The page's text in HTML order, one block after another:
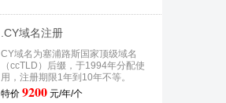
.CY域名注册
CY域名为塞浦路斯国家顶级域名
（ccTLD）后缀，于1994年分配使
用，注册期限1年到10年不等。
特价 9200 元/年/个